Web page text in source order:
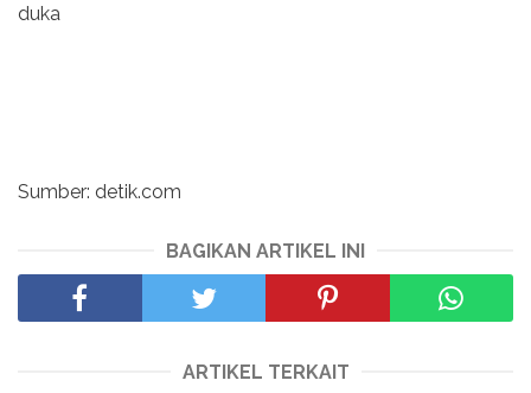
duka
Sumber: detik.com
BAGIKAN ARTIKEL INI
ARTIKEL TERKAIT